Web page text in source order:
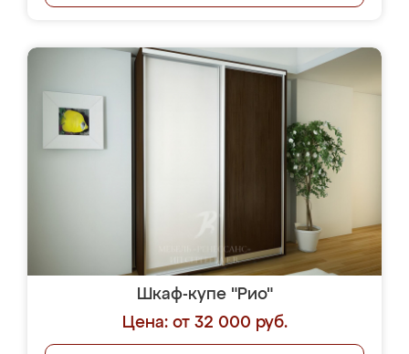
Шкаф-купе "Рио"
Цена: от 32 000 руб.